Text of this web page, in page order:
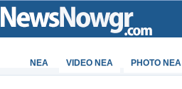
ΝΕΑ VIDEO NEA PHOTO NEA